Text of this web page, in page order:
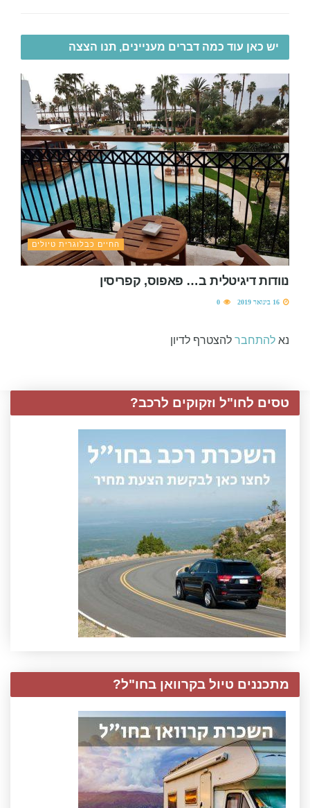
יש כאן עוד כמה דברים מעניינים, תנו הצצה
החיים כבלוגרית טיולים
נוודות דיגיטלית ב… פאפוס, קפריסין
נא להתחבר להצטרף לדיון
טסים לחו"ל וזקוקים לרכב?
מתכננים טיול בקרוואן בחו"ל?